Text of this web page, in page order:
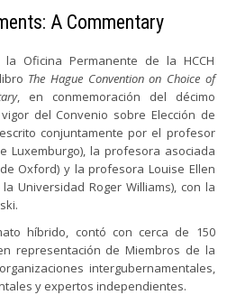
A Commentary
Oficina Permanente de la HCCH
The Hague Convention on Choice of
, en conmemoración del décimo
del Convenio sobre Elección de
conjuntamente por el profesor
Luxemburgo), la profesora asociada
Oxford) y la profesora Louise Ellen
Universidad Roger Williams), con la
híbrido, contó con cerca de 150
representación de Miembros de la
intergubernamentales,
y expertos independientes.